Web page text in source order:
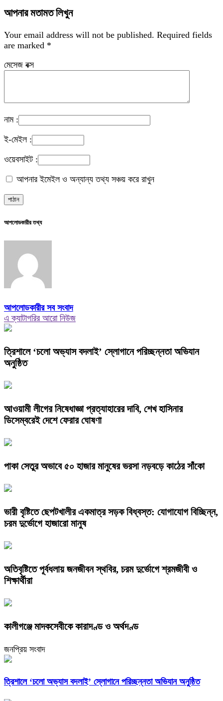
আপনার মতামত লিখুন
Your email address will not be published. Required fields
are marked *
মেসেজ বক্স
নাম :
ই-মেইল :
ওয়েবসাইট :
আপনার ইমেইল ও অন্যান্য তথ্য সঞ্চয় করে রাখুন
আপলোডকারীর তথ্য
আপলোডকারীর সব সংবাদ
এ ক্যাটাগরির আরো নিউজ
‎ত্রিশালে ‘চলো অভ্যাস বদলাই’ স্লোগানে পরিচ্ছন্নতা অভিযান
অনুষ্ঠিত
আওয়ামী লীগের নিষেধাজ্ঞা প্রত্যাহারের দাবি, শেখ হাসিনার
ডিসেম্বরেই দেশে ফেরার ঘোষণা
পাকা সেতুর অভাবে ৫০ হাজার মানুষের ভরসা নড়বড়ে কাঠের সাঁকো
ভারী বৃষ্টিতে ছেপটখালীর একমাত্র সড়ক বিধ্বস্ত: যোগাযোগ বিচ্ছিন্ন,
চরম দুর্ভোগে হাজারো মানুষ
অতিবৃষ্টিতে পূর্বধলায় জনজীবন স্থবির, চরম দুর্ভোগে শ্রমজীবী ও
শিক্ষার্থীরা
কালীগঞ্জে মাদকসেবীকে কারাদণ্ড ও অর্থদণ্ড
জনপ্রিয় সংবাদ
‎ত্রিশালে ‘চলো অভ্যাস বদলাই’ স্লোগানে পরিচ্ছন্নতা অভিযান অনুষ্ঠিত